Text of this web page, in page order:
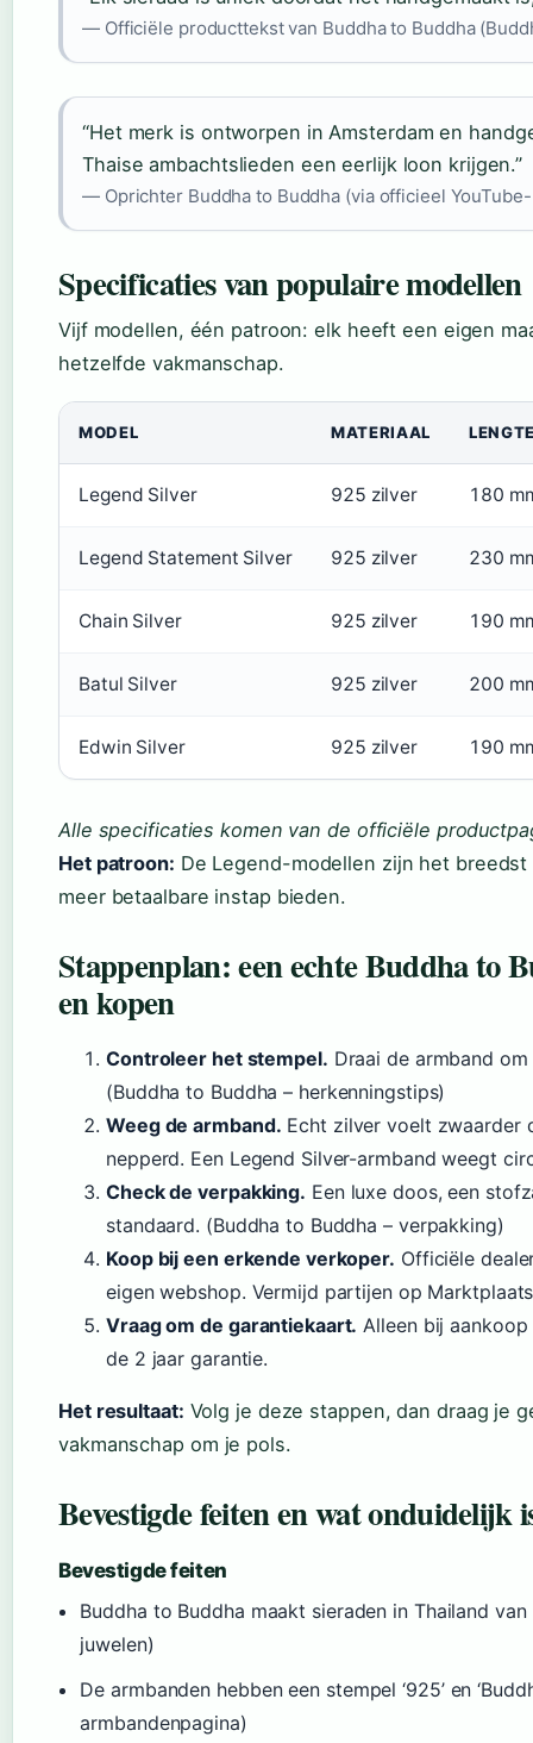
— Officiële producttekst van Buddha to Buddha
“Het merk is ontworpen in Amsterdam en
Thaise ambachtslieden een eerlijk loon krijgen.”
— Oprichter Buddha to Buddha (via officieel
Specificaties van populaire modellen
Vijf modellen, één patroon: elk heeft een eigen
hetzelfde vakmanschap.
MODEL MATERIAAL
Legend Silver 925 zilver 180
Legend Statement Silver 925 zilver 230
Chain Silver 925 zilver 190
Batul Silver 925 zilver 200
Edwin Silver 925 zilver 190
Alle specificaties komen van de officiële
Het patroon: De Legend-modellen zijn het
meer betaalbare instap bieden.
Stappenplan: een echte Buddha to
en kopen
Controleer het stempel. Draai de armband om
(Buddha to Buddha – herkenningstips)
Weeg de armband. Echt zilver voelt zwaarder
nepperd. Een Legend Silver-armband weegt
Check de verpakking. Een luxe doos, een
standaard. (Buddha to Buddha – verpakking)
Koop bij een erkende verkoper. Officiële
eigen webshop. Vermijd partijen op
Vraag om de garantiekaart. Alleen bij
de 2 jaar garantie.
Het resultaat: Volg je deze stappen, dan draag je
vakmanschap om je pols.
Bevestigde feiten en wat onduidelijk
Bevestigde feiten
Buddha to Buddha maakt sieraden in Thailand
juwelen)
De armbanden hebben een stempel ‘925’ en
armbandenpagina)